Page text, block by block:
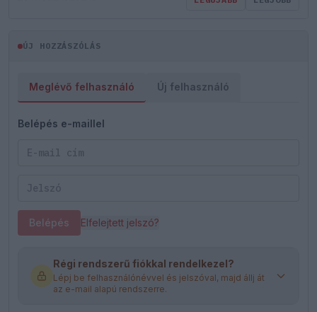
ÚJ HOZZÁSZÓLÁS
Meglévő felhasználó Új felhasználó
Belépés e-maillel
Belépés Elfelejtett jelszó?
Régi rendszerű fiókkal rendelkezel?
Lépj be felhasználónévvel és jelszóval, majd állj át
az e-mail alapú rendszerre.